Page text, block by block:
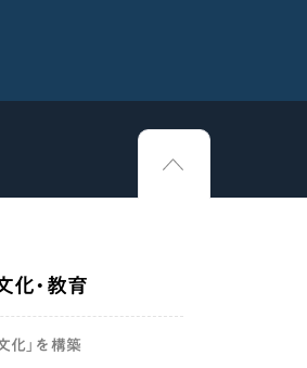
化・教育
化」を構築